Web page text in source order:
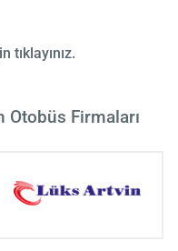
tıklayınız.
Otobüs Firmaları